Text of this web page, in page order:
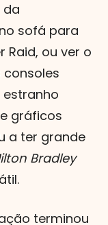
da
sofá para
Raid, ou ver o
consoles
gráficos
a ter grande
Bradley
terminou